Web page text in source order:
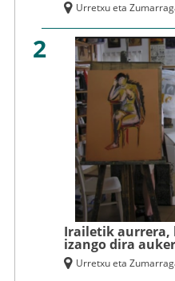
Urretxu eta
2
Irailetik
izango dira
Urretxu eta